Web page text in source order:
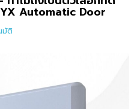
Automatic Door
มัติ